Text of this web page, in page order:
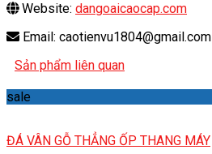
Website: dangoaicaocap.com
Email: caotienvu1804@gmail.com
Sản phẩm liên quan
sale
ĐÁ VÂN GỖ THẲNG ỐP THANG MÁY